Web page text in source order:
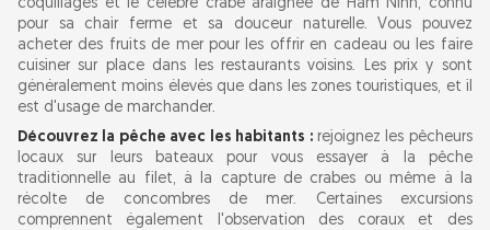
coquillages et le célèbre crabe araignée de Ham Ninh, connu
pour sa chair ferme et sa douceur naturelle. Vous pouvez
acheter des fruits de mer pour les offrir en cadeau ou les faire
cuisiner sur place dans les restaurants voisins. Les prix y sont
généralement moins élevés que dans les zones touristiques, et il
est d'usage de marchander.
Découvrez la pêche avec les habitants :rejoignez les pêcheurs
locaux sur leurs bateaux pour vous essayer à la pêche
traditionnelle au filet, à la capture de crabes ou même à la
récolte de concombres de mer. Certaines excursions
comprennent également l'observation des coraux et des